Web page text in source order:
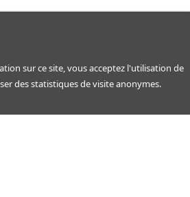
sur ce site, vous acceptez l'utilisation de
des statistiques de visite anonymes.